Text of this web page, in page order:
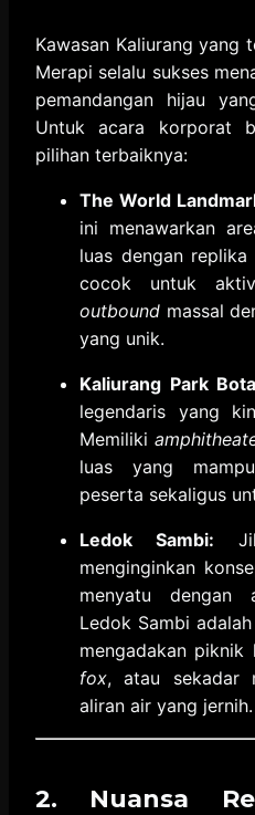
Kawasan Kaliurang yang
Merapi selalu sukses
pemandangan hijau
Untuk acara korporat
pilihan terbaiknya:
The World
ini menawarkan
luas dengan
cocok untuk
outbound massal
yang unik.
Kaliurang Park
legendaris yang
Memiliki
luas yang
peserta sekaligus
Ledok Sambi:
menginginkan
menyatu dengan
Ledok Sambi
mengadakan piknik
fox, atau sekadar
aliran air yang jernih.
2. Nuansa